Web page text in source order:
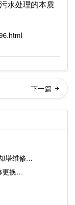
水处理的本质
是什么材质(冷却塔
填料的材质)
塔维修…
更换…